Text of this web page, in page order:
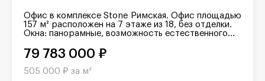
Офис в комплексе Stone Римская. Офис площадью
157 м² расположен на 7 этаже из 18, без отделки.
Окна: панорамные, возможность естественного...
79 783 000 ₽
505 000 ₽ за м²